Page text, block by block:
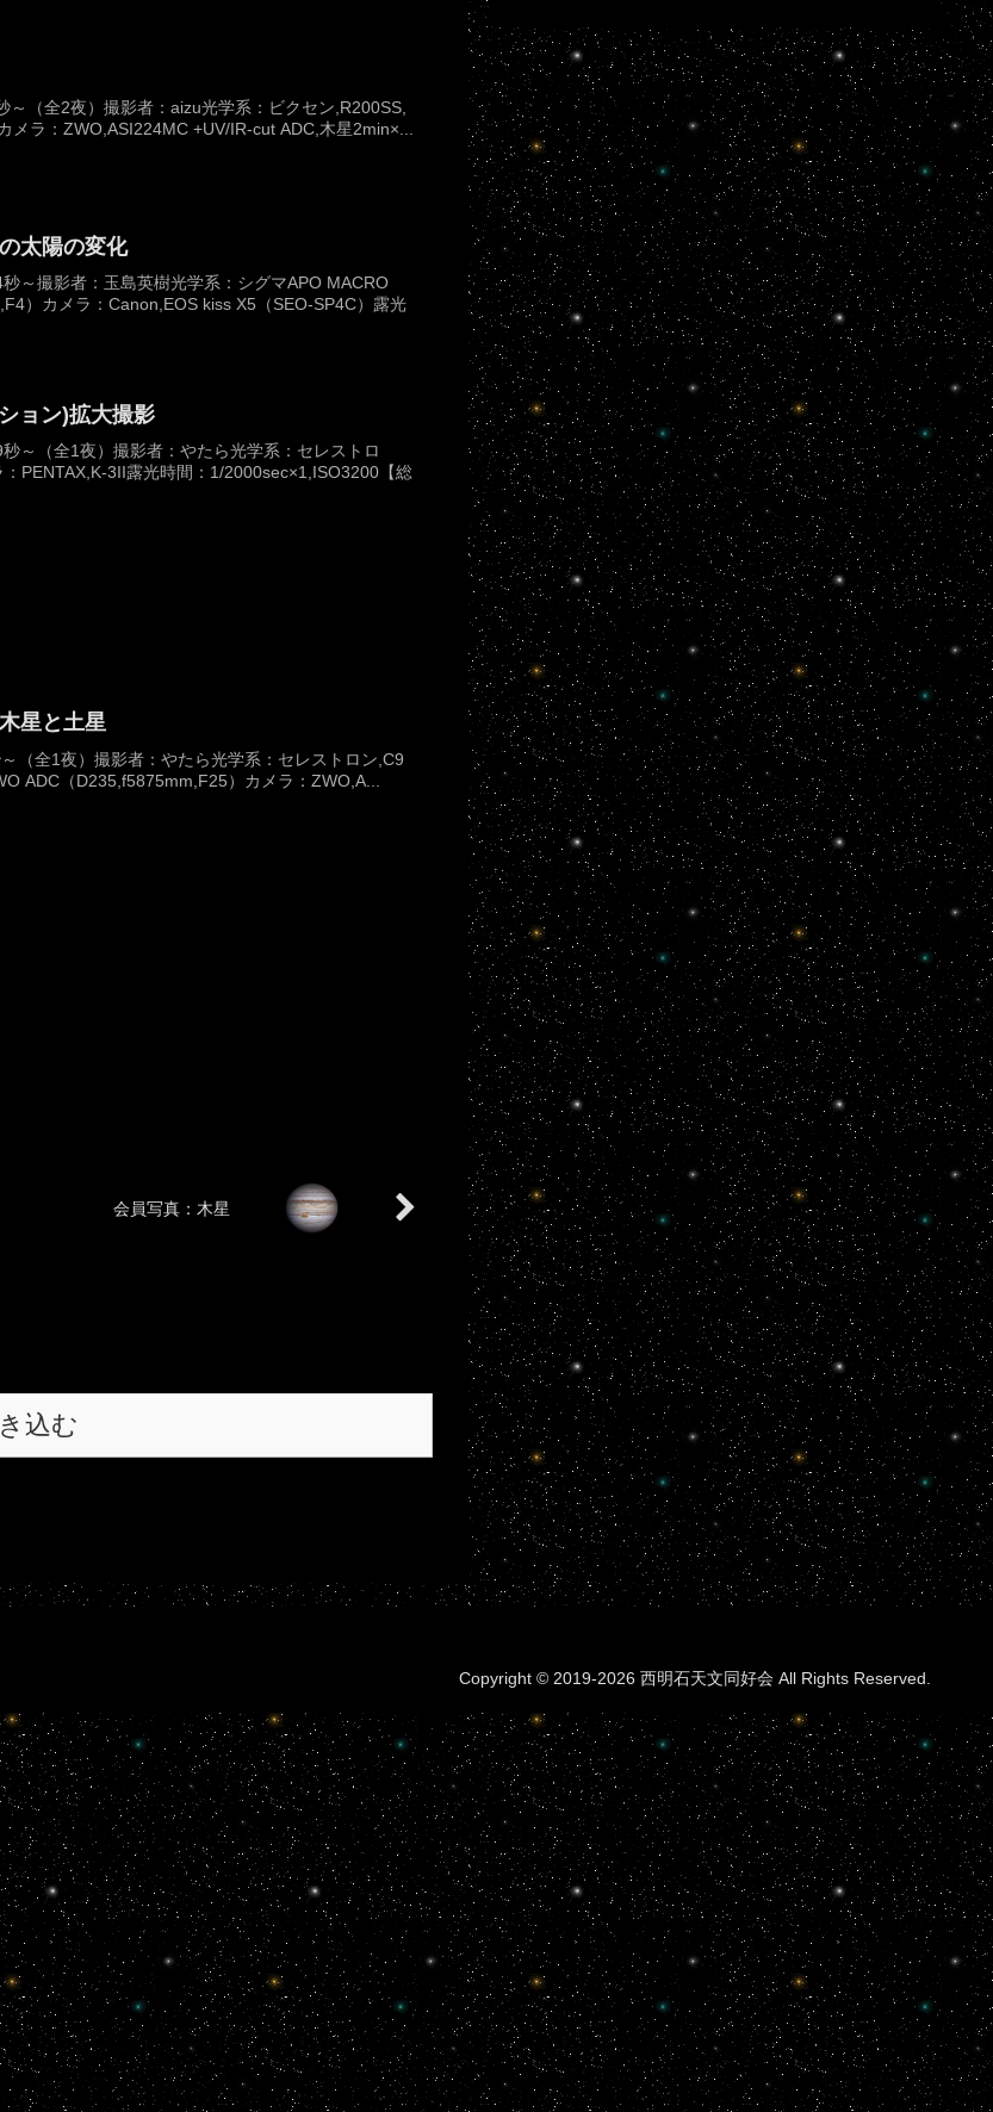
（全2夜）撮影者：aizu光学系：ビクセン,R200SS,
ラ：ZWO,ASI224MC +UV/IR-cut ADC,木星2min×...
太陽の変化
～撮影者：玉島英樹光学系：シグマAPO MACRO
）カメラ：Canon,EOS kiss X5（SEO-SP4C）露光
ョン)拡大撮影
～（全1夜）撮影者：やたら光学系：セレストロ
PENTAX,K-3II露光時間：1/2000sec×1,ISO3200【総
星と土星
（全1夜）撮影者：やたら光学系：セレストロン,C9
ADC（D235,f5875mm,F25）カメラ：ZWO,A...
会員写真：木星
込む
Copyright © 2019-2026 西明石天文同好会 All Rights Reserved.